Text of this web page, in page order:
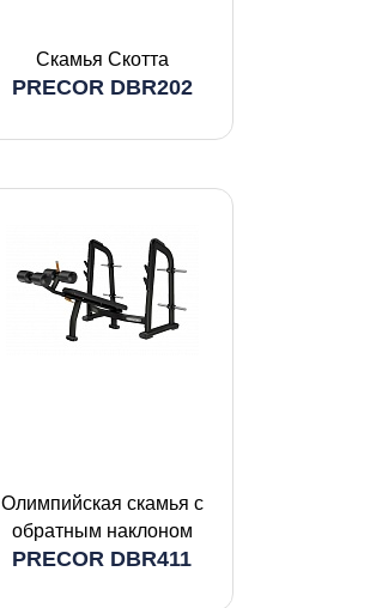
Скамья Скотта
PRECOR DBR202
Олимпийская скамья с
обратным наклоном
PRECOR DBR411